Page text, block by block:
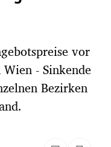
vor
- Sinkende
Bezirken